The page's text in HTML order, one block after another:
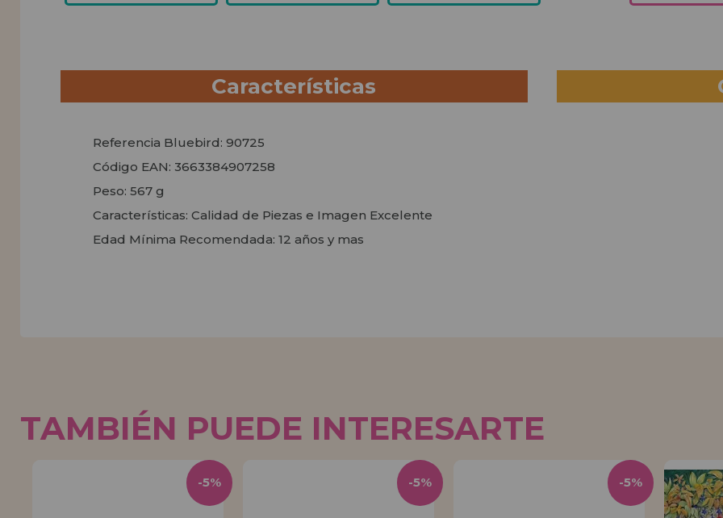
Características
Referencia Bluebird: 90725
Código EAN: 3663384907258
Peso: 567 g
Características: Calidad de Piezas e Imagen Excelente
Edad Mínima Recomendada: 12 años y mas
TAMBIÉN PUEDE INTERESARTE
-5% -5% -5%